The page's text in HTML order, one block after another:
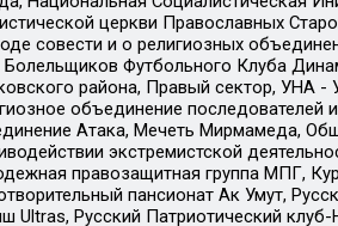
церкви Православных
совести и о религиозных
Болельщиков Футбольного Клуба
района, Правый сектор, УНА -
объединение последователей
Атака, Мечеть Мирмамеда,
экстремистской
правозащитная группа МПГ,
пансионат Ак Умут,
Ultras, Русский Патриотический